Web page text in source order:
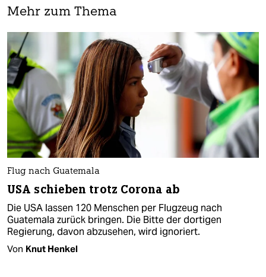
Mehr zum Thema
Flug nach Guatemala
USA schieben trotz Corona ab
Die USA lassen 120 Menschen per Flugzeug nach
Guatemala zurück bringen. Die Bitte der dortigen
Regierung, davon abzusehen, wird ignoriert.
Von Knut Henkel